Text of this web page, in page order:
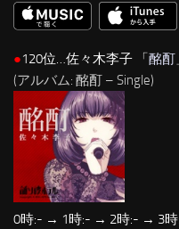
●120位…佐々木李子 「酩酊
(アルバム: 酩酊 – Single)
0時:- → 1時:- → 2時:- → 3